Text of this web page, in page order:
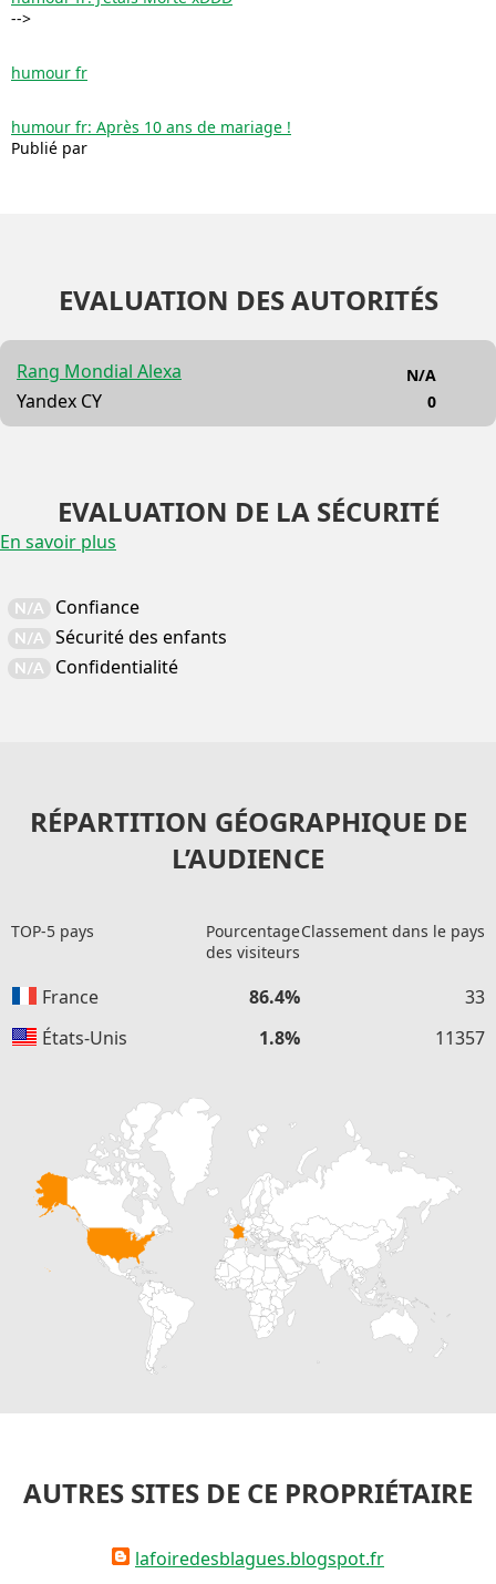
-->
humour fr
humour fr: Après 10 ans de mariage !
Publié par
EVALUATION DES AUTORITÉS
Rang Mondial Alexa
Yandex CY
N/A
0
EVALUATION DE LA SÉCURITÉ
En savoir plus
N/A Confiance
N/A Sécurité des enfants
N/A Confidentialité
RÉPARTITION GÉOGRAPHIQUE DE
L’AUDIENCE
TOP-5 pays
Pourcentage
des visiteurs
Classement dans le pays
France 86.4%
33
États-Unis
1.8% 11357
AUTRES SITES DE CE PROPRIÉTAIRE
lafoiredesblagues.blogspot.fr